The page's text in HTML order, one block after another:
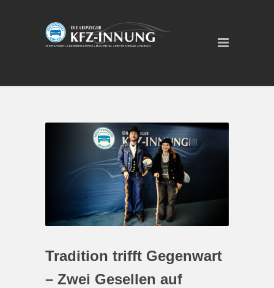
Tradition trifft Gegenwart
– Zwei Gesellen auf